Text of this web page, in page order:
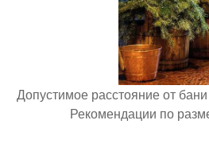
Допустимое расстояние от
Рекомендации по